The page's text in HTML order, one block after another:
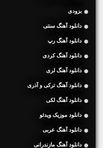
بزودی
دانلود آهنگ سنتی
دانلود آهنگ رپ
دانلود آهنگ کردی
دانلود آهنگ لری
دانلود آهنگ ترکی و آذری
دانلود آهنگ لکی
دانلود موزیک ویدئو
دانلود آهنگ عربی
دانلود آهنگ مازندرانی